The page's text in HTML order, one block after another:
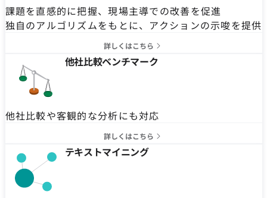
課題を直感的に把握、現場主導での改善を促進
独自のアルゴリズムをもとに、アクションの示唆を提供
詳しくはこちら
他社比較ベンチマーク
他社比較や客観的な分析にも対応
詳しくはこちら
テキストマイニング